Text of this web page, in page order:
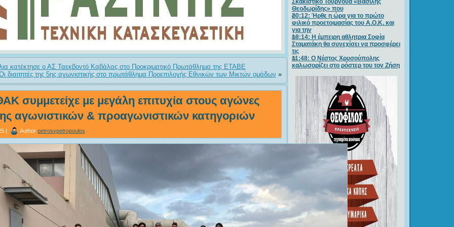
κατέκτησε ο ΑΣ Ταεκβοντό Καβάλας στο Προκριματικό Πρωτάθλημα της ΕΤΑΒΕ
διαιτητές της 5ης αγωνιστικής στο πρωτάθλημα Προεπιλογής Εθνικών των Μικτών ομάδων »
συμμετείχε με μεγάλη επιτυχία στους αγώνες
αγωνιστικών & προαγωνιστικών κατηγοριών
| Author petrosvpetropoulos
Σκακιστικό Τουρνουά «Βασίλης
Θεοδωρίδης» που
20:12: Ήρθε η ώρα για το πρώτο
φιλικό προετοιμασίας του Α.Ο.Κ. και
για την
18:14: Η έμπειρη αθλητρια Σοφία
Σταματάκη θα συνεχίσει να προσφέρει
τις
11:48: Ο Νέστος Χρυσούπολης
καλωσορίζει στο ρόστερ του τον Ζήση